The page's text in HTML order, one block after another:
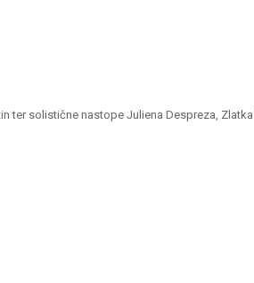
solistične nastope Juliena Despreza, Zlatka